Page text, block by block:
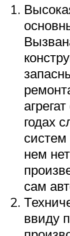
годах
нем
сам
ввиду